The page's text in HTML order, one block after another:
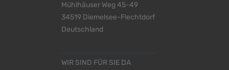
Mühlhäuser Weg 45-49
34519 Diemelsee-Flechtdorf
Deutschland
WIR SIND FÜR SIE DA